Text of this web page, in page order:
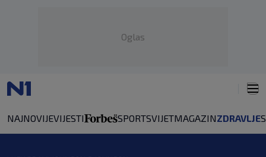
Oglas
NAJNOVIJEVIJESTI SPORTSVIJETMAGAZINZDRAVLJE